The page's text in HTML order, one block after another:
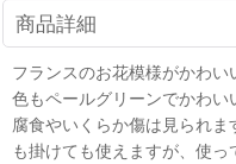
商品詳細
フランスのお花模様がかわい
色もペールグリーンでかわ
腐食やいくらか傷は見られ
も掛けても使えますが、使